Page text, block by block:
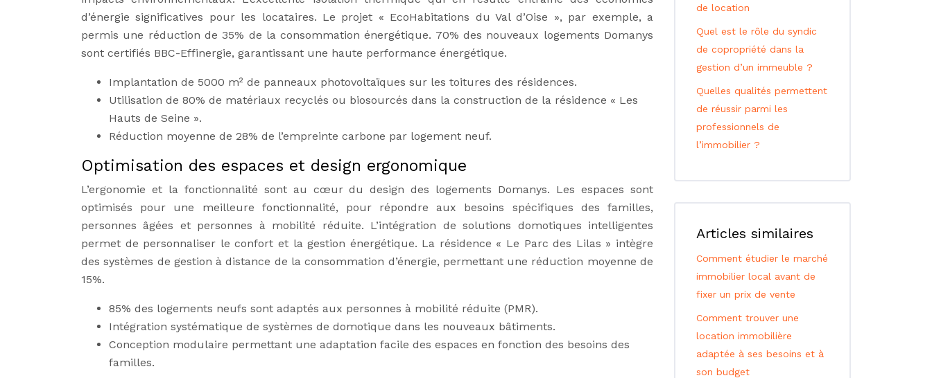
d’énergie significatives pour les locataires. Le projet « EcoHabitations du Val d’Oise », par exemple, a
permis une réduction de 35% de la consommation énergétique. 70% des nouveaux logements Domanys
sont certifiés BBC-Effinergie, garantissant une haute performance énergétique.
Implantation de 5000 m² de panneaux photovoltaïques sur les toitures des résidences.
Utilisation de 80% de matériaux recyclés ou biosourcés dans la construction de la résidence « Les
Hauts de Seine ».
Réduction moyenne de 28% de l’empreinte carbone par logement neuf.
Optimisation des espaces et design ergonomique
L’ergonomie et la fonctionnalité sont au cœur du design des logements Domanys. Les espaces sont
optimisés pour une meilleure fonctionnalité, pour répondre aux besoins spécifiques des familles,
personnes âgées et personnes à mobilité réduite. L’intégration de solutions domotiques intelligentes
permet de personnaliser le confort et la gestion énergétique. La résidence « Le Parc des Lilas » intègre
des systèmes de gestion à distance de la consommation d’énergie, permettant une réduction moyenne de
15%.
85% des logements neufs sont adaptés aux personnes à mobilité réduite (PMR).
Intégration systématique de systèmes de domotique dans les nouveaux bâtiments.
Conception modulaire permettant une adaptation facile des espaces en fonction des besoins des
familles.
de location
Quel est le rôle du syndic
de copropriété dans la
gestion d’un immeuble ?
Quelles qualités permettent
de réussir parmi les
professionnels de
l’immobilier ?
Articles similaires
Comment étudier le marché
immobilier local avant de
fixer un prix de vente
Comment trouver une
location immobilière
adaptée à ses besoins et à
son budget